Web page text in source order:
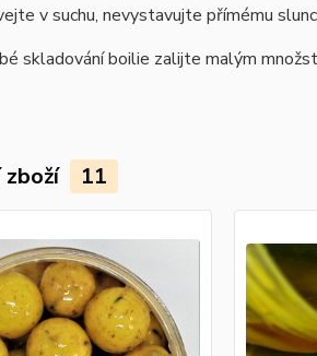
v suchu, nevystavujte přímému
skladování boilie zalijte malým
zboží 11